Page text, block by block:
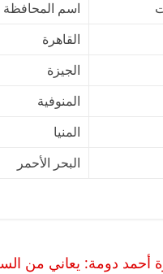
اسم المحافظة
القاهرة
الجيزة
المنوفية
المنيا
البحر الأحمر
أحمد دومة: يعاني من